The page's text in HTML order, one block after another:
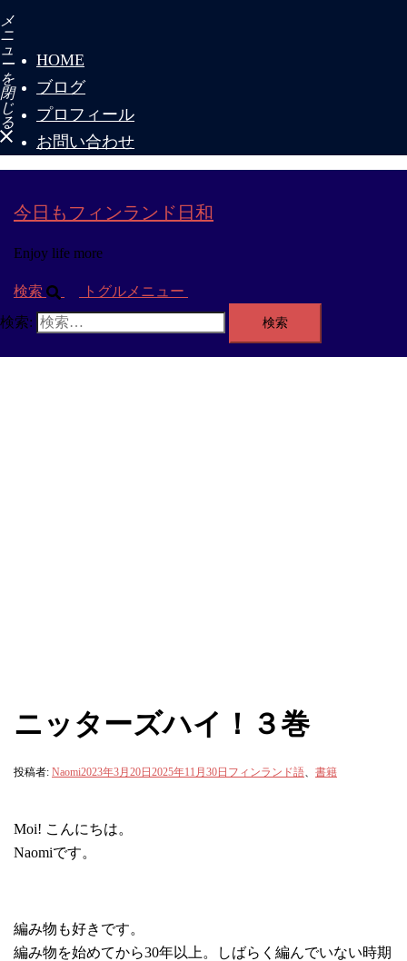
メ
ニ
ュ
ー
を
閉
じ
る
HOME
ブログ
プロフィール
お問い合わせ
今日もフィンランド日和
Enjoy life more
検索
トグルメニュー
検索:
ニッターズハイ！３巻
投稿者: Naomi2023年3月20日 2025年11月30日 フィンランド語、 書籍
Moi! こんにちは。
Naomiです。
編み物も好きです。
編み物を始めてから30年以上。しばらく編んでいない時期